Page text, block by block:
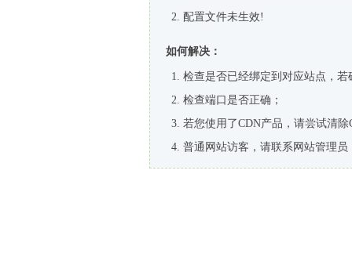
配置文件未生效!
如何解决：
检查是否已经绑定到对应站点，
检查端口是否正确；
若您使用了CDN产品，请尝试清除
普通网站访客，请联系网站管理员